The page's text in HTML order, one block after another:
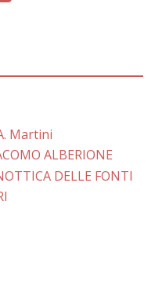
Martini
ALBERIONE
DELLE FONTI